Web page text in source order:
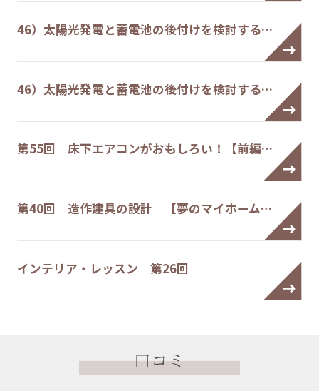
46）太陽光発電と蓄電池の後付けを検討する…
46）太陽光発電と蓄電池の後付けを検討する…
第55回 床下エアコンがおもしろい！【前編…
第40回 造作建具の設計 【夢のマイホーム…
インテリア・レッスン 第26回
口コミ